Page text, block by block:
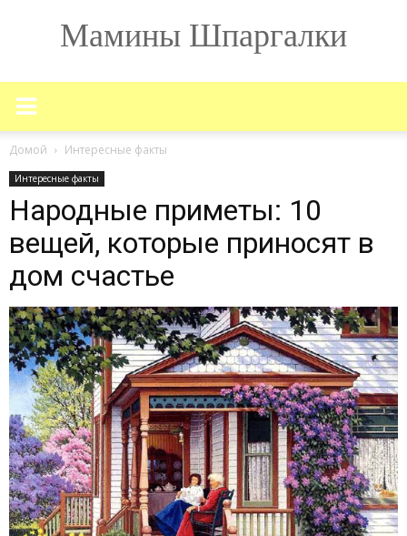
Мамины Шпаргалки
Домой Интересные факты
Интересные факты
Народные приметы: 10
вещей, которые приносят в
дом счастье